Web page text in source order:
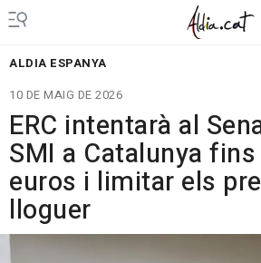
ALDIA ESPANYA
10 DE MAIG DE 2026
ERC intentarà al
SMI a Catalunya
euros i limitar els
lloguer